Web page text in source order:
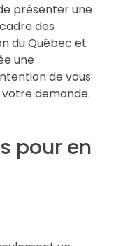
présenter une
des
du Québec et
une
de vous
demande.
pour en